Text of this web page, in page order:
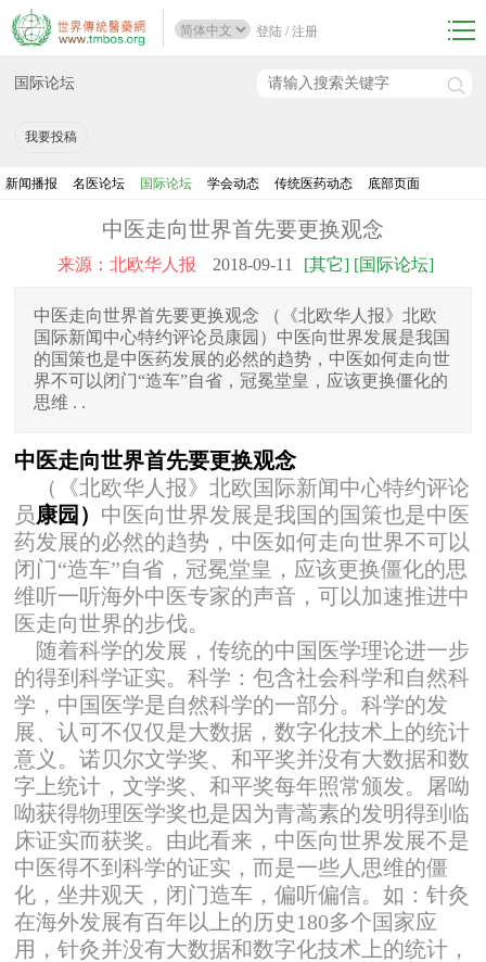
登陆 / 注册
国际论坛
我要投稿
新闻播报 名医论坛 国际论坛 学会动态 传统医药动态 底部页面
中医走向世界首先要更换观念
来源：北欧华人报 2018-09-11 [其它] [国际论坛]
中医走向世界首先要更换观念 （《北欧华人报》北欧
国际新闻中心特约评论员康园）中医向世界发展是我国
的国策也是中医药发展的必然的趋势，中医如何走向世
界不可以闭门“造车”自省，冠冕堂皇，应该更换僵化的
思维 . .
中医走向世界首先要更换观念
（《北欧华人报》北欧国际新闻中心特约评论
员康园） 中医向世界发展是我国的国策也是中医
药发展的必然的趋势，中医如何走向世界不可以
闭门“造车”自省，冠冕堂皇，应该更换僵化的思
维听一听海外中医专家的声音，可以加速推进中
医走向世界的步伐。
随着科学的发展，传统的中国医学理论进一步
的得到科学证实。科学：包含社会科学和自然科
学，中国医学是自然科学的一部分。科学的发
展、认可不仅仅是大数据，数字化技术上的统计
意义。诺贝尔文学奖、和平奖并没有大数据和数
字上统计，文学奖、和平奖每年照常颁发。屠呦
呦获得物理医学奖也是因为青蒿素的发明得到临
床证实而获奖。由此看来，中医向世界发展不是
中医得不到科学的证实，而是一些人思维的僵
化，坐井观天，闭门造车，偏听偏信。如：针灸
在海外发展有百年以上的历史180多个国家应
用，针灸并没有大数据和数字化技术上的统计，